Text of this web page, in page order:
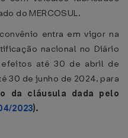
do MERCOSUL.
entra em vigor na
nacional no Diário
efeitos até 30 de abril de
30 de junho de 2024, para
da cláusula dada pelo
2023).